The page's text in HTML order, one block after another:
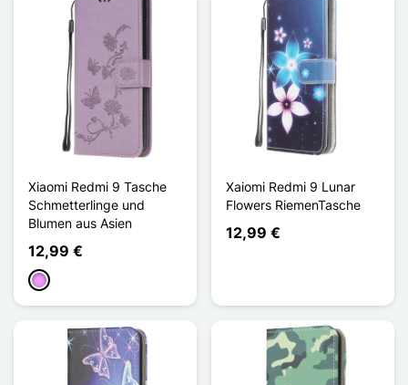
Xiaomi Redmi 9 Tasche
Schmetterlinge und
Blumen aus Asien
12,99 €
Hellviolett
Xaiomi Redmi 9 Lunar
Flowers RiemenTasche
12,99 €